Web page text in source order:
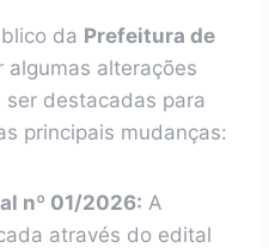
da Prefeitura de
algumas alterações
destacadas para
principais mudanças:
nº 01/2026: A
através do edital